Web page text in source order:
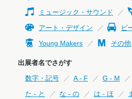
ミュージック・サウンド
アート・デザイン
ビ
Young Makers
その他
出展者名でさがす
数字・記号
A - F G - M
た - と
な - の は - ほ